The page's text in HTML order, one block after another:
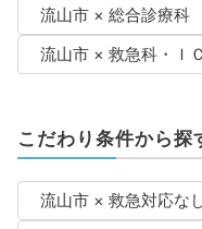
流山市 × 総合診療科
流山市 × 救急科・Ｉ
こだわり条件から探
流山市 × 救急対応な